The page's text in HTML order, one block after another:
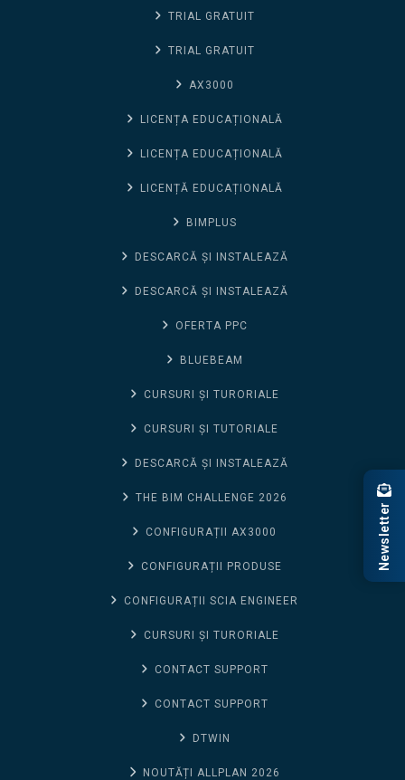
TRIAL GRATUIT
TRIAL GRATUIT
AX3000
LICENȚA EDUCAȚIONALĂ
LICENȚA EDUCAȚIONALĂ
LICENȚĂ EDUCAȚIONALĂ
BIMPLUS
DESCARCĂ ȘI INSTALEAZĂ
DESCARCĂ ȘI INSTALEAZĂ
OFERTA PPC
BLUEBEAM
CURSURI ȘI TURORIALE
CURSURI ȘI TUTORIALE
DESCARCĂ ȘI INSTALEAZĂ
THE BIM CHALLENGE 2026
CONFIGURAȚII AX3000
CONFIGURAȚII PRODUSE
CONFIGURAȚII SCIA ENGINEER
CURSURI ȘI TURORIALE
CONTACT SUPPORT
CONTACT SUPPORT
DTWIN
NOUTĂȚI ALLPLAN 2026
Newsletter